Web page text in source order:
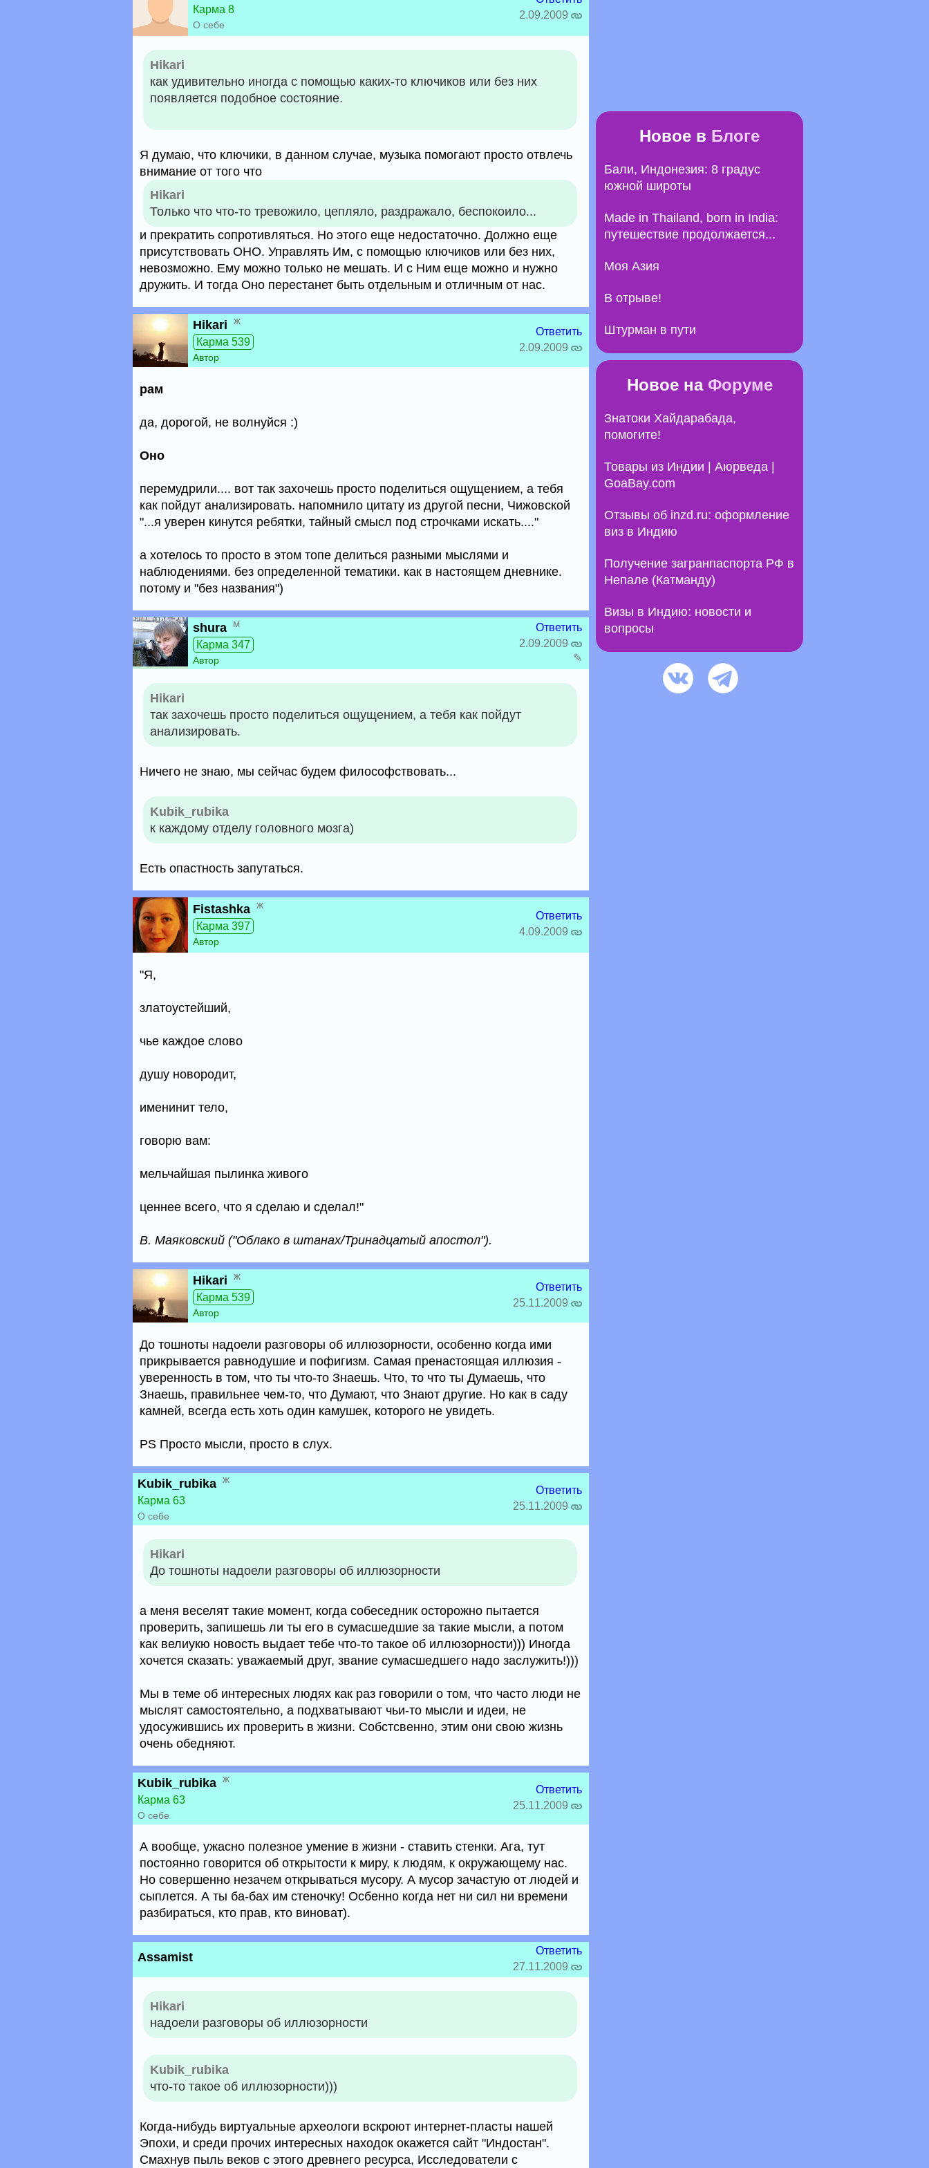
Карма 8
О себе
2.09.2009
Hikari
как удивительно иногда с помощью каких-то ключиков или без них
появляется подобное состояние.
Я думаю, что ключики, в данном случае, музыка помогают просто отвлечь
внимание от того что
Hikari
Только что что-то тревожило, цепляло, раздражало, беспокоило...
и прекратить сопротивляться. Но этого еще недостаточно. Должно еще
присутствовать ОНО. Управлять Им, с помощью ключиков или без них,
невозможно. Ему можно только не мешать. И с Ним еще можно и нужно
дружить. И тогда Оно перестанет быть отдельным и отличным от нас.
Hikari ж
Карма 539
Автор
Ответить
2.09.2009
рам
да, дорогой, не волнуйся :)
Оно
перемудрили.... вот так захочешь просто поделиться ощущением, а тебя
как пойдут анализировать. напомнило цитату из другой песни, Чижовской
"...я уверен кинутся ребятки, тайный смысл под строчками искать...."
а хотелось то просто в этом топе делиться разными мыслями и
наблюдениями. без определенной тематики. как в настоящем дневнике.
потому и "без названия")
shura м
Карма 347
Автор
Ответить
2.09.2009
✎
Hikari
так захочешь просто поделиться ощущением, а тебя как пойдут
анализировать.
Ничего не знаю, мы сейчас будем философствовать...
Kubik_rubika
к каждому отделу головного мозга)
Есть опастность запутаться.
Fistashka ж
Карма 397
Автор
Ответить
4.09.2009
"Я,
златоустейший,
чье каждое слово
душу новородит,
именинит тело,
говорю вам:
мельчайшая пылинка живого
ценнее всего, что я сделаю и сделал!"
В. Маяковский ("Облако в штанах/Тринадцатый апостол").
Hikari ж
Карма 539
Автор
Ответить
25.11.2009
До тошноты надоели разговоры об иллюзорности, особенно когда ими
прикрывается равнодушие и пофигизм. Самая пренастоящая иллюзия -
уверенность в том, что ты что-то Знаешь. Что, то что ты Думаешь, что
Знаешь, правильнее чем-то, что Думают, что Знают другие. Но как в саду
камней, всегда есть хоть один камушек, которого не увидеть.
PS Просто мысли, просто в слух.
Kubik_rubika ж
Карма 63
О себе
Ответить
25.11.2009
Hikari
До тошноты надоели разговоры об иллюзорности
а меня веселят такие момент, когда собеседник осторожно пытается
проверить, запишешь ли ты его в сумасшедшие за такие мысли, а потом
как велиукю новость выдает тебе что-то такое об иллюзорности))) Иногда
хочется сказать: уважаемый друг, звание сумасшедшего надо заслужить!)))
Мы в теме об интересных людях как раз говорили о том, что часто люди не
мыслят самостоятельно, а подхватывают чьи-то мысли и идеи, не
удосужившись их проверить в жизни. Собстсвенно, этим они свою жизнь
очень обедняют.
Kubik_rubika ж
Карма 63
О себе
Ответить
25.11.2009
А вообще, ужасно полезное умение в жизни - ставить стенки. Ага, тут
постоянно говорится об открытости к миру, к людям, к окружающему нас.
Но совершенно незачем открываться мусору. А мусор зачастую от людей и
сыплется. А ты ба-бах им стеночку! Осбенно когда нет ни сил ни времени
разбираться, кто прав, кто виноват).
Assamist
Ответить
27.11.2009
Hikari
надоели разговоры об иллюзорности
Kubik_rubika
что-то такое об иллюзорности)))
Когда-нибудь виртуальные археологи вскроют интернет-пласты нашей
Эпохи, и среди прочих интересных находок окажется сайт "Индостан".
Смахнув пыль веков с этого древнего ресурса, Исследователи с
Новое в Блоге
Бали, Индонезия: 8 градус
южной широты
Made in Thailand, born in India:
путешествие продолжается...
Моя Азия
В отрыве!
Штурман в пути
Новое на Форуме
Знатоки Хайдарабада,
помогите!
Товары из Индии | Аюрведа |
GoaBay.com
Отзывы об inzd.ru: оформление
виз в Индию
Получение загранпаспорта РФ в
Непале (Катманду)
Визы в Индию: новости и
вопросы